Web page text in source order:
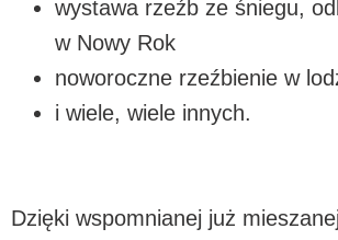
wystawa rzeźb ze śniegu,
w Nowy Rok
noworoczne rzeźbienie w
i wiele, wiele innych.
Dzięki wspomnianej już